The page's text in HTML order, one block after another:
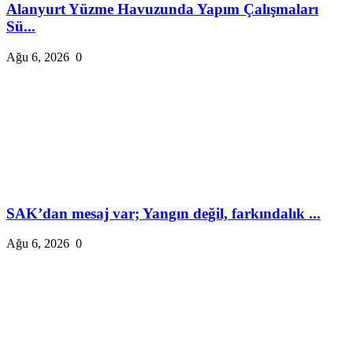
Alanyurt Yüzme Havuzunda Yapım Çalışmaları
Sü...
Ağu 6, 2026 0
SAK’dan mesaj var; Yangın değil, farkındalık ...
Ağu 6, 2026 0